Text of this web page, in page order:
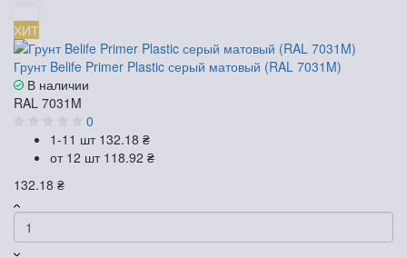
ХИТ
Грунт Belife Primer Plastic серый матовый (RAL 7031M)
В наличии
RAL 7031M
0
1-11 шт 132.18 ₴
от 12 шт 118.92 ₴
132.18 ₴